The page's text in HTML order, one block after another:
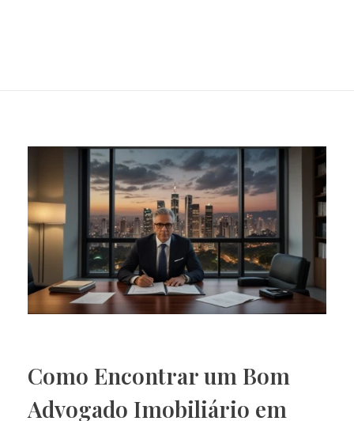
Como Encontrar um Bom
Advogado Imobiliário em